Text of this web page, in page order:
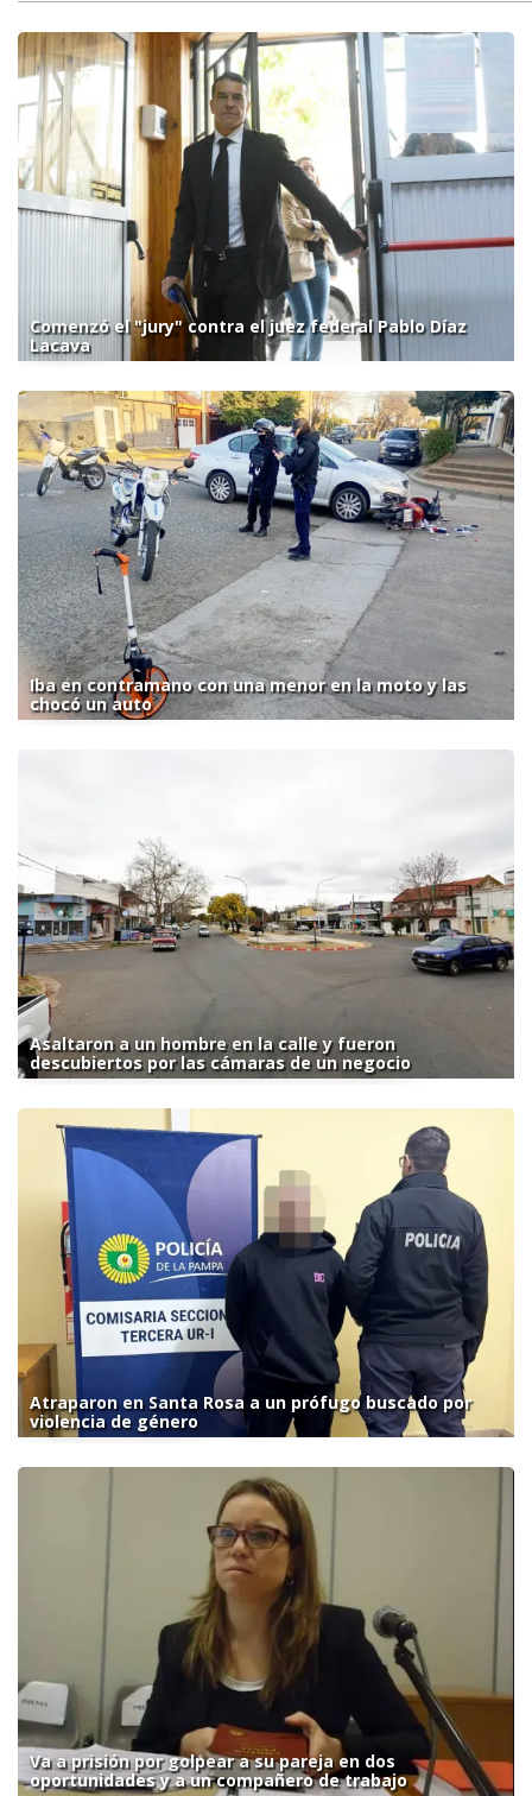
Comenzó el "jury" contra el juez federal Pablo Díaz
Lacava
Iba en contramano con una menor en la moto y las
chocó un auto
Asaltaron a un hombre en la calle y fueron
descubiertos por las cámaras de un negocio
Atraparon en Santa Rosa a un prófugo buscado por
violencia de género
Va a prisión por golpear a su pareja en dos
oportunidades y a un compañero de trabajo